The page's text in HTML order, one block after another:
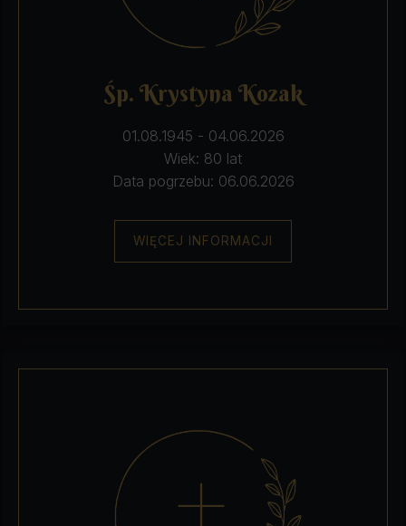
Śp. Krystyna Kozak
01.08.1945 - 04.06.2026
Wiek: 80 lat
Data pogrzebu: 06.06.2026
WIĘCEJ INFORMACJI